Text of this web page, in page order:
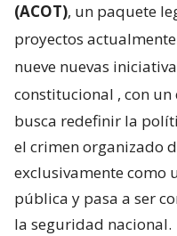
(ACOT), un paquete
proyectos
nueve nuevas
constitucional , con
busca redefinir la
el crimen organizado
exclusivamente como
pública y pasa a ser
la seguridad nacional.